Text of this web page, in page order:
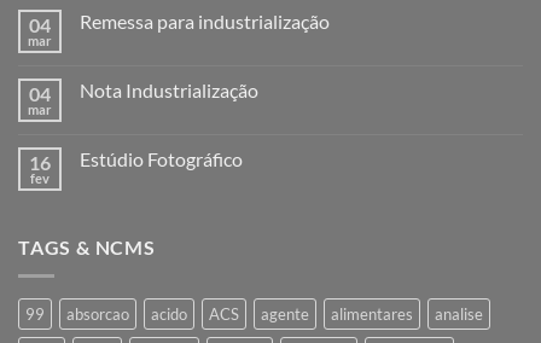
04
mar
Remessa para industrialização
Remessa
04
mar
Nota Industrialização
Nota
16
fev
Estúdio Fotográfico
Fotográfico
TAGS & NCMS
99 absorcao acido ACS agente alimentares analise